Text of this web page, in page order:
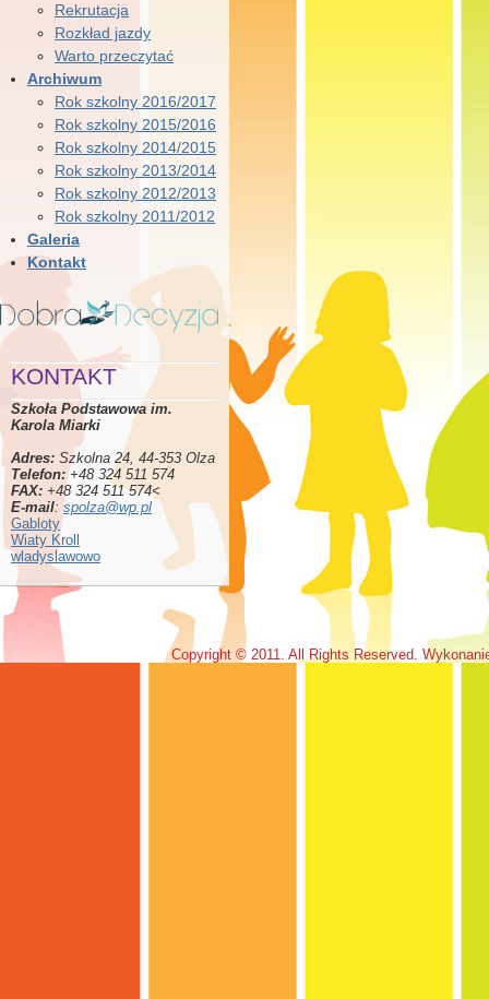
Rekrutacja
Rozkład jazdy
Warto przeczytać
Archiwum
Rok szkolny 2016/2017
Rok szkolny 2015/2016
Rok szkolny 2014/2015
Rok szkolny 2013/2014
Rok szkolny 2012/2013
Rok szkolny 2011/2012
Galeria
Kontakt
KONTAKT
Szkoła Podstawowa im.
Karola Miarki
Adres: Szkolna 24, 44-353 Olza
Telefon:+48 324 511 574
FAX: +48 324 511 574<
E-mail: spolza@wp.pl
Gabloty
Wiaty Kroll
wladyslawowo
Copyright © 2011. All Rights Reserved.